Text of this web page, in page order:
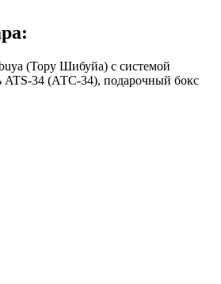
(Тору Шибуйа) с системой
ATS-34 (АТС-34), подарочный бокс